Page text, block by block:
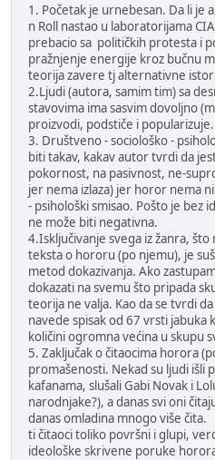
1. Početak je urnebesan. Da li je
n Roll nastao u laboratorijama
prebacio sa političkih protesta i
pražnjenje energije kroz bučnu
teorija zavere tj alternativne
2.Ljudi (autora, samim tim) sa
stavovima ima sasvim dovoljno
proizvodi, podstiče i popularizuje.
3. Društveno - sociološko -
biti takav, kakav autor tvrdi da
pokornost, na pasivnost, ne-
jer nema izlaza) jer horor nema
- psihološki smisao. Pošto je bez
ne može biti negativna.
4.Isključivanje svega iz žanra,
teksta o hororu (po njemu), je
metod dokazivanja. Ako
dokazati na svemu što pripada
teorija ne valja. Kao da se tvrdi
navede spisak od 67 vrsti jabuka
količini ogromna većina u skupu
5. Zaključak o čitaocima horora
promašenosti. Nekad su ljudi išli
kafanama, slušali Gabi Novak i
narodnjake?), a danas svi oni
danas omladina mnogo više čita.
ti čitaoci toliko površni i glupi,
ideološke skrivene poruke